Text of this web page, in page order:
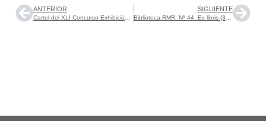
ANTERIOR
Cartel del XLI Concurso Exhibición de Enganches de Ronda
SIGUIENTE
Biblioteca-RMR: Nº 44. Ex libris (3). Agosto 2017.